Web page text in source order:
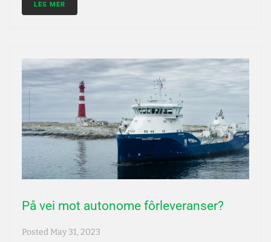
LES MER
På vei mot autonome fôrleveranser?
Posted May 31, 2023